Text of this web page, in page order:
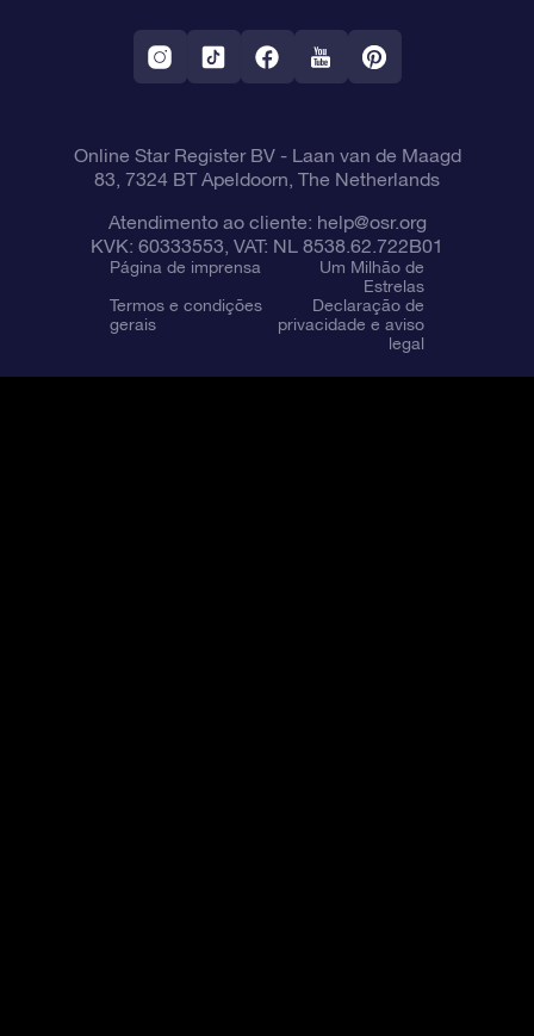
Aplicativo RV Fly me to the stars
Constelações
Online Star Register BV- Laan van de Maagd
83, 7324 BT Apeldoorn, The Netherlands
Atendimento ao cliente: help@osr.org
KVK: 60333553, VAT: NL 8538.62.722B01
Página de imprensa
Um Milhão de
Estrelas
Termos e condições
gerais
Declaração de
privacidade e aviso
legal